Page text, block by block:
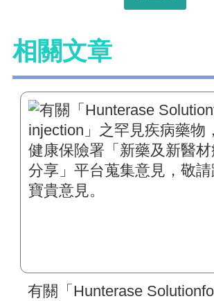
相關文章
有關「Hunterase